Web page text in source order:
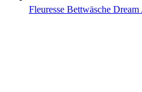
Fleuresse Bettwäsche